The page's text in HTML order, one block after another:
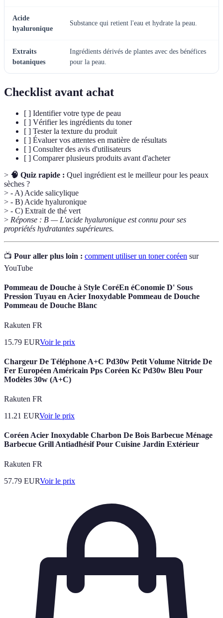
Acide
hyaluronique
Substance qui retient l'eau et hydrate la peau.
Extraits
botaniques
Ingrédients dérivés de plantes avec des bénéfices
pour la peau.
Checklist avant achat
[ ] Identifier votre type de peau
[ ] Vérifier les ingrédients du toner
[ ] Tester la texture du produit
[ ] Évaluer vos attentes en matière de résultats
[ ] Consulter des avis d'utilisateurs
[ ] Comparer plusieurs produits avant d'acheter
> 🧠 Quiz rapide : Quel ingrédient est le meilleur pour les peaux
sèches ?
> - A) Acide salicylique
> - B) Acide hyaluronique
> - C) Extrait de thé vert
> Réponse : B — L'acide hyaluronique est connu pour ses
propriétés hydratantes supérieures.
📺 Pour aller plus loin : comment utiliser un toner coréen sur
YouTube
Pommeau de Douche à Style CoréEn éConomie D' Sous
Pression Tuyau en Acier Inoxydable Pommeau de Douche
Pommeau de Douche Blanc
Rakuten FR
15.79 EURVoir le prix
Chargeur De Téléphone A+C Pd30w Petit Volume Nitride De
Fer Européen Américain Pps Coréen Kc Pd30w Bleu Pour
Modèles 30w (A+C)
Rakuten FR
11.21 EURVoir le prix
Coréen Acier Inoxydable Charbon De Bois Barbecue Ménage
Barbecue Grill Antiadhésif Pour Cuisine Jardin Extérieur
Rakuten FR
57.79 EURVoir le prix